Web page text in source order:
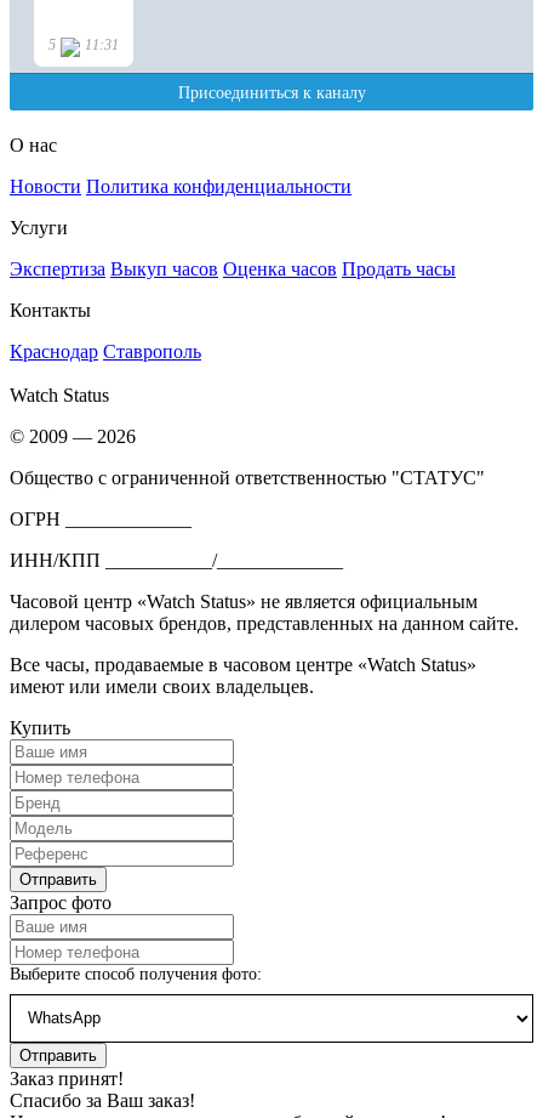
О нас
Новости Политика конфиденциальности
Услуги
Экспертиза Выкуп часов Оценка часов Продать часы
Контакты
Краснодар Ставрополь
Watch Status
© 2009 — 2026
Общество с ограниченной ответственностью "СТАТУС"
ОГРН _____________
ИНН/КПП ___________/_____________
Часовой центр «Watch Status» не является официальным
дилером часовых брендов, представленных на данном сайте.
Все часы, продаваемые в часовом центре «Watch Status»
имеют или имели своих владельцев.
Купить
Запрос фото
Выберите способ получения фото:
Заказ принят!
Спасибо за Ваш заказ!